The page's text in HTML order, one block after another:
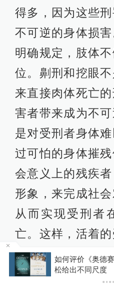
得多，因为这些
不可逆的身体损
明确规定，肢体
位。劓刑和挖眼
来直接肉体死亡
害者带来成为不
是对受刑者身体
过可怕的身体摧
会意义上的残疾
形象，来完成社
从而实现受刑者
亡。这样，活着
一个移动的景观
和教会的仁慈，一
你有权知道更多
下载澎湃新闻客户端